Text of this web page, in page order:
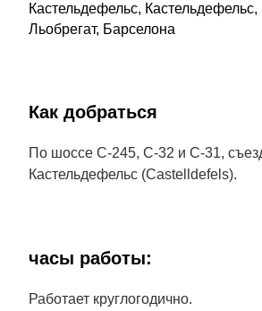
Кастельдефельс,
Льобрегат, Барселона
Как добраться
По шоссе С-245, С-32 и С-31,
Кастельдефельс (Castelldefels).
часы работы:
Работает круглогодично.